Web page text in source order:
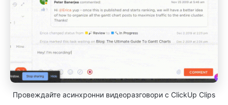
Провеждайте асинхронни видеоразговори с ClickUp Clips